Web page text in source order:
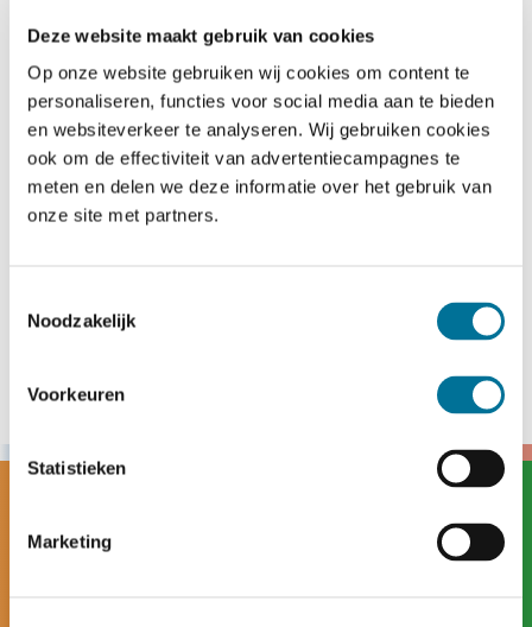
Deze website maakt gebruik van cookies
Op onze website gebruiken wij cookies om content te
personaliseren, functies voor social media aan te bieden
en websiteverkeer te analyseren. Wij gebruiken cookies
ook om de effectiviteit van advertentiecampagnes te
meten en delen we deze informatie over het gebruik van
onze site met partners.
Noodzakelijk
Voorkeuren
Statistieken
Marketing
24 september 2025
Tijd:
08:00 - 17:00
Afstemmingsgesprekken (groep 3 t/m 8) Schoolfotograaf